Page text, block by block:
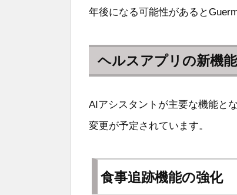
年後になる可能性があると
ヘルスアプリの新機
AIアシスタントが主要な機能と
変更が予定されています。
食事追跡機能の強化